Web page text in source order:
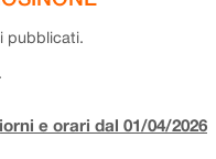
pubblicati.
e orari dal 01/04/2026